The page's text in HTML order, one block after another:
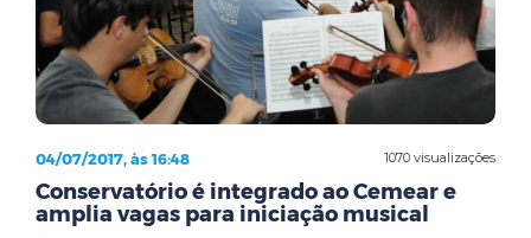
1070 visualizações
04/07/2017, às 16:48
Conservatório é integrado ao Cemear e
amplia vagas para iniciação musical